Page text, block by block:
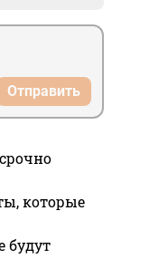
Отправить
которые
будут